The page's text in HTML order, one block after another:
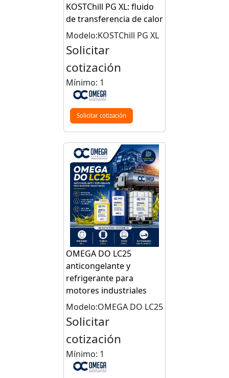
KOSTChill PG XL: fluido
de transferencia de calor
Modelo:KOSTChill PG XL
Solicitar
cotización
Mínimo: 1
Solicitar cotización
OMEGA DO LC25
anticongelante y
refrigerante para
motores industriales
Modelo:OMEGA DO LC25
Solicitar
cotización
Mínimo: 1